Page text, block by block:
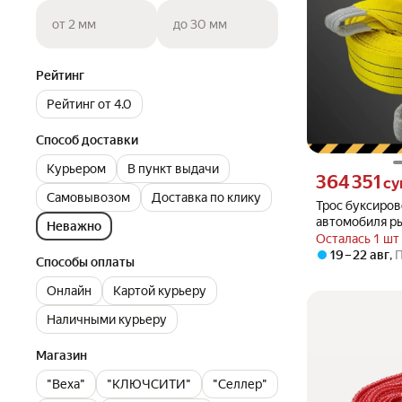
от 2 мм до 30 мм
Рейтинг
Рейтинг от 4.0
Способ доставки
Курьером
В пункт выдачи
Самовывозом
Доставка по клику
Неважно
Способы оплаты
Онлайн
Картой курьеру
Наличными курьеру
Магазин
"Веха"
"КЛЮЧСИТИ" "Селлер"
Трос
автомобиля
эластичный
10,5 тонн, 4
Осталась 1 шт
Цена 364351
364 351
19 – 22 авг,